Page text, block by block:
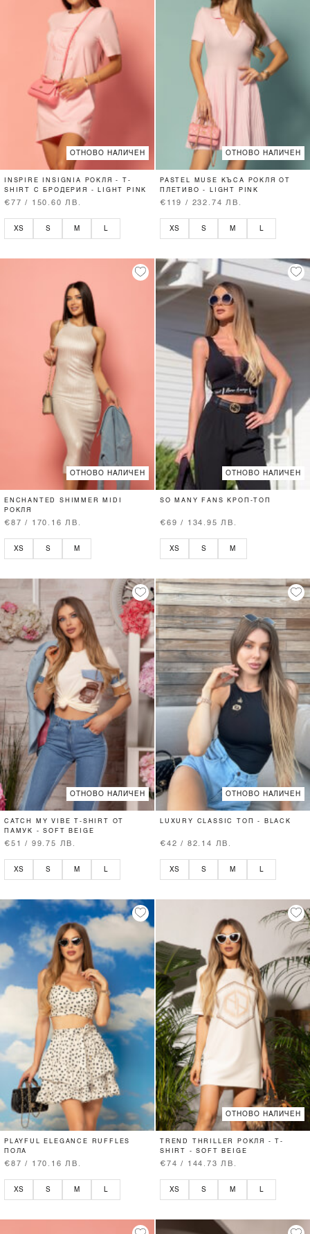
ОТНОВО НАЛИЧЕН
INSPIRE INSIGNIA РОКЛЯ - T-
SHIRT С БРОДЕРИЯ - LIGHT PINK
€77 / 150.60 ЛВ.
XS S M
ОТНОВО НАЛИЧЕН
PASTEL MUSE КЪСА РОКЛЯ ОТ
ПЛЕТИВО - LIGHT PINK
€119 / 232.74 ЛВ.
XS S M
ОТНОВО НАЛИЧЕН
ENCHANTED SHIMMER MIDI
РОКЛЯ
€87 / 170.16 ЛВ.
XS S M
ОТНОВО НАЛИЧЕН
SO MANY FANS КРОП-ТОП
€69 / 134.95 ЛВ.
XS S M
ОТНОВО НАЛИЧЕН
CATCH MY VIBE T-SHIRT ОТ
ПАМУК - SOFT BEIGE
€51 / 99.75 ЛВ.
XS S M
ОТНОВО НАЛИЧЕН
LUXURY CLASSIC ТОП - BLACK
€42 / 82.14 ЛВ.
XS S M
PLAYFUL ELEGANCE RUFFLES
ПОЛА
€87 / 170.16 ЛВ.
XS S M L
ОТНОВО НАЛИЧЕН
TREND THRILLER РОКЛЯ - T-
SHIRT - SOFT BEIGE
€74 / 144.73 ЛВ.
XS S M L